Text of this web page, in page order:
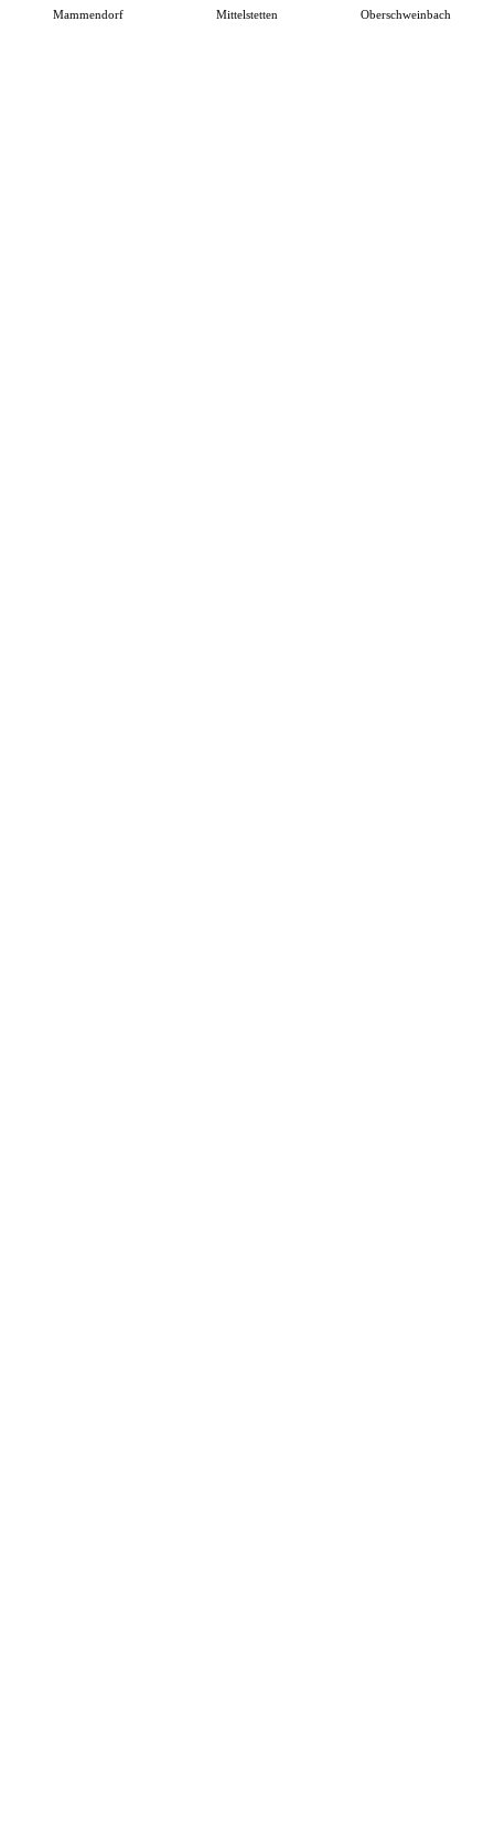
Mammendorf Mittelstetten Oberschweinbach